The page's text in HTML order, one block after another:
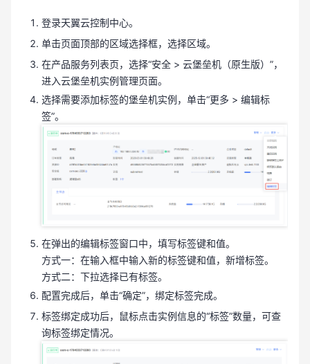
登录天翼云控制中心。
单击页面顶部的区域选择框，选择区域。
在产品服务列表页，选择“安全 > 云堡垒机（原生版）”，
进入云堡垒机实例管理页面。
选择需要添加标签的堡垒机实例，单击“更多 > 编辑标
签”。
在弹出的编辑标签窗口中，填写标签键和值。
方式一：在输入框中输入新的标签键和值，新增标签。
方式二：下拉选择已有标签。
配置完成后，单击“确定”，绑定标签完成。
标签绑定成功后，鼠标点击实例信息的“标签”数量，可查
询标签绑定情况。